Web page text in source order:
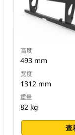
高度
493 mm
宽度
1312 mm
重量
82 kg
查